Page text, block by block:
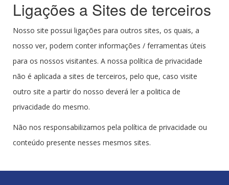
Ligações a Sites de terceiros
Nosso site possui ligações para outros sites, os quais, a
nosso ver, podem conter informações / ferramentas úteis
para os nossos visitantes. A nossa política de privacidade
não é aplicada a sites de terceiros, pelo que, caso visite
outro site a partir do nosso deverá ler a politica de
privacidade do mesmo.
Não nos responsabilizamos pela política de privacidade ou
conteúdo presente nesses mesmos sites.